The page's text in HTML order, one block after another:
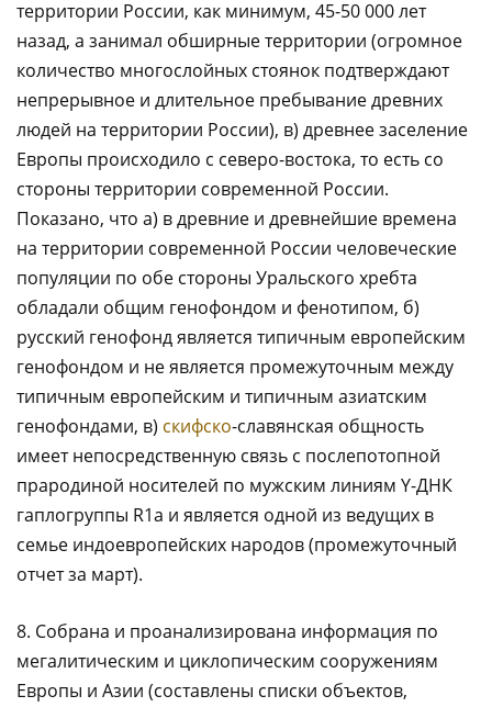
территории России, как минимум, 45-50 000 лет
назад, а занимал обширные территории (огромное
количество многослойных стоянок подтверждают
непрерывное и длительное пребывание древних
людей на территории России), в) древнее заселение
Европы происходило с северо-востока, то есть со
стороны территории современной России.
Показано, что а) в древние и древнейшие времена
на территории современной России человеческие
популяции по обе стороны Уральского хребта
обладали общим генофондом и фенотипом, б)
русский генофонд является типичным европейским
генофондом и не является промежуточным между
типичным европейским и типичным азиатским
генофондами, в) скифско-славянская общность
имеет непосредственную связь с послепотопной
прародиной носителей по мужским линиям Y-ДНК
гаплогруппы R1a и является одной из ведущих в
семье индоевропейских народов (промежуточный
отчет за март).
8. Собрана и проанализирована информация по
мегалитическим и циклопическим сооружениям
Европы и Азии (составлены списки объектов,